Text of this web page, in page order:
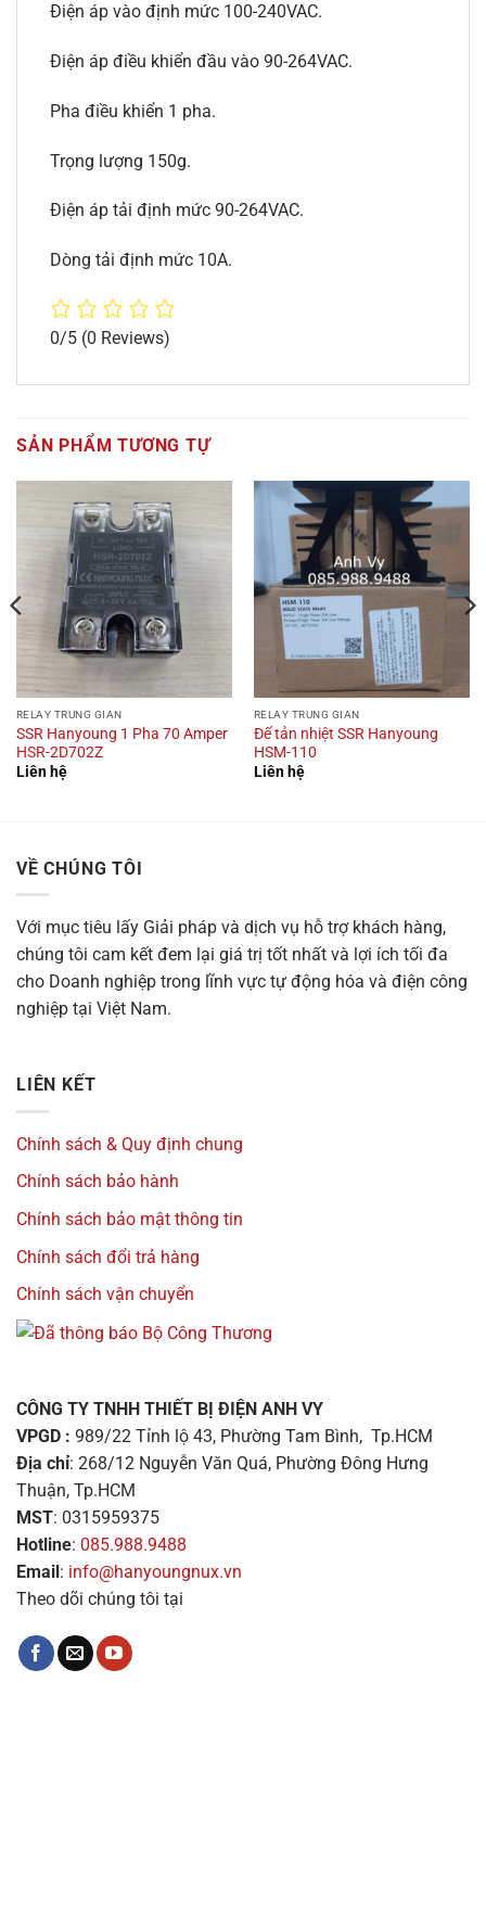
Điện áp vào định mức 100-240VAC.
Điện áp điều khiển đầu vào 90-264VAC.
Pha điều khiển 1 pha.
Trọng lượng 150g.
Điện áp tải định mức 90-264VAC.
Dòng tải định mức 10A.
0/5 (0 Reviews)
SẢN PHẨM TƯƠNG TỰ
RELAY TRUNG GIAN
SSR Hanyoung 1 Pha 70 Amper
HSR-2D702Z
Liên hệ
RELAY TRUNG GIAN
Đế tản nhiệt SSR Hanyoung
HSM-110
Liên hệ
VỀ CHÚNG TÔI
Với mục tiêu lấy Giải pháp và dịch vụ hỗ trợ khách hàng,
chúng tôi cam kết đem lại giá trị tốt nhất và lợi ích tối đa
cho Doanh nghiệp trong lĩnh vực tự động hóa và điện công
nghiệp tại Việt Nam.
LIÊN KẾT
Chính sách & Quy định chung
Chính sách bảo hành
Chính sách bảo mật thông tin
Chính sách đổi trả hàng
Chính sách vận chuyển
CÔNG TY TNHH THIẾT BỊ ĐIỆN ANH VY
VPGD : 989/22 Tỉnh lộ 43, Phường Tam Bình, Tp.HCM
Địa chỉ: 268/12 Nguyễn Văn Quá, Phường Đông Hưng
Thuận, Tp.HCM
MST: 0315959375
Hotline: 085.988.9488
Email: info@hanyoungnux.vn
Theo dõi chúng tôi tại